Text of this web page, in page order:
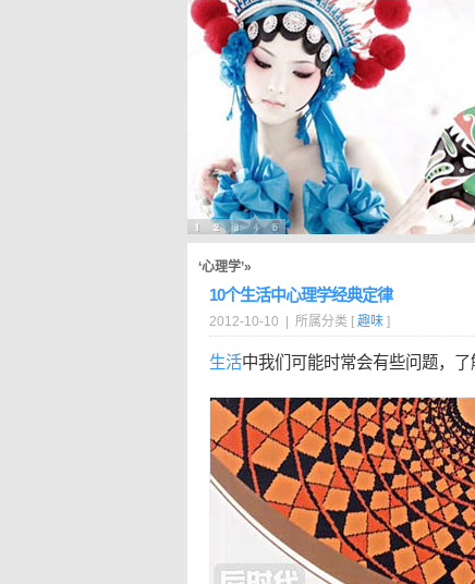
‘心理学’»
10个生活中心理学经典定律
2012-10-10 | 所属分类 [ 趣味 ]
生活中我们可能时常会有些问题，了